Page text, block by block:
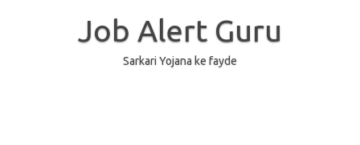
Job Alert Guru
Sarkari Yojana ke fayde